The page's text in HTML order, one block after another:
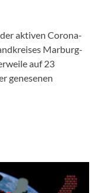
aktiven Corona-
Marburg-
auf 23
genesenen